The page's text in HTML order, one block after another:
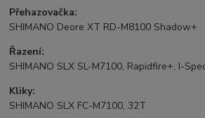
Přehazovačka:
SHIMANO Deore XT RD-M8100 Shadow+
Řazení:
SHIMANO SLX SL-M7100, Rapidfire+, I-
Kliky:
SHIMANO SLX FC-M7100, 32T